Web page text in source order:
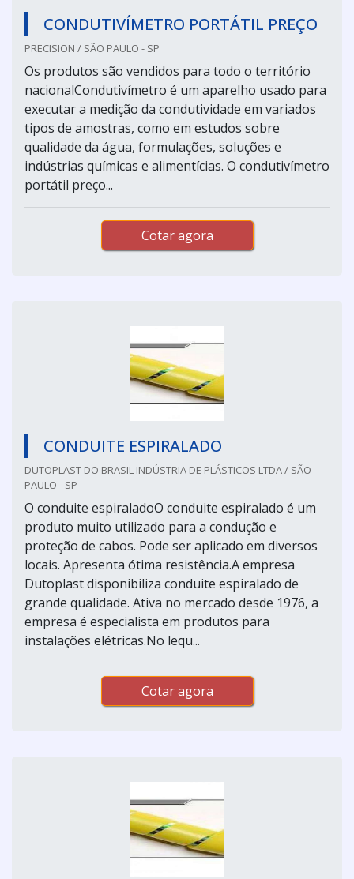
CONDUTIVÍMETRO PORTÁTIL PREÇO
PRECISION / SÃO PAULO - SP
Os produtos são vendidos para todo o território
nacionalCondutivímetro é um aparelho usado para
executar a medição da condutividade em variados
tipos de amostras, como em estudos sobre
qualidade da água, formulações, soluções e
indústrias químicas e alimentícias. O condutivímetro
portátil preço...
Cotar agora
CONDUITE ESPIRALADO
DUTOPLAST DO BRASIL INDÚSTRIA DE PLÁSTICOS LTDA / SÃO
PAULO - SP
O conduite espiraladoO conduite espiralado é um
produto muito utilizado para a condução e
proteção de cabos. Pode ser aplicado em diversos
locais. Apresenta ótima resistência.A empresa
Dutoplast disponibiliza conduite espiralado de
grande qualidade. Ativa no mercado desde 1976, a
empresa é especialista em produtos para
instalações elétricas.No lequ...
Cotar agora